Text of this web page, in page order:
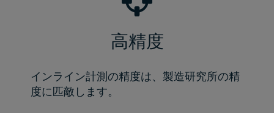
高精度
インライン計測の精度は、製造研究所の精
度に匹敵します。